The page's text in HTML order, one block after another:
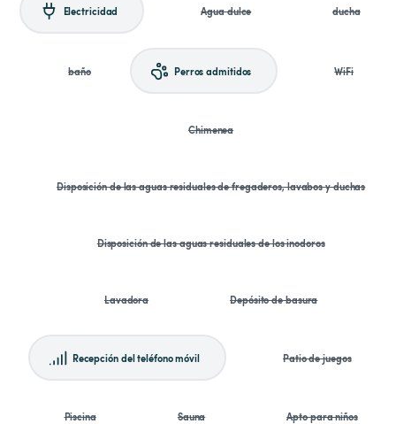
Electricidad Agua dulce ducha
baño Perros admitidos WiFi
Chimenea
Disposición de las aguas residuales de fregaderos, lavabos y duchas
Disposición de las aguas residuales de los inodoros
Lavadora Depósito de basura
Recepción del teléfono móvil Patio de juegos
Piscina Sauna Apto para niños